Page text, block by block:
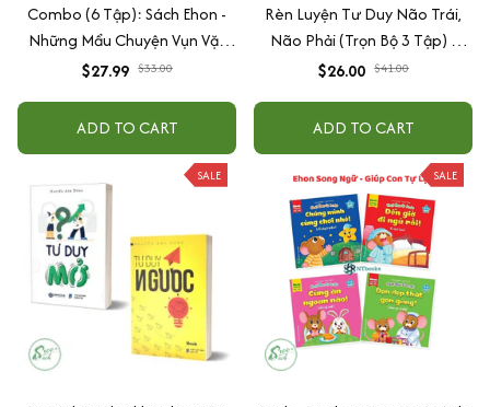
Combo (6 Tập): Sách Ehon -
Những Mẩu Chuyện Vụn Vặt
Của Maru Dành Cho Trẻ Từ 0 -
$27.99 $33.00
ADD TO CART
Rèn Luyện Tư Duy Não Trái,
Não Phải (Trọn Bộ 3 Tập) -
Tiên Phong Books
$26.00 $41.00
ADD TO CART
SALE SALE